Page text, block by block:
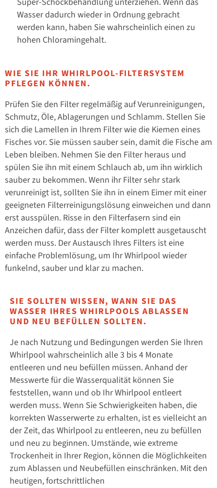
Wasser dadurch wieder in Ordnung gebracht
werden kann, haben Sie wahrscheinlich einen zu
hohen Chloramingehalt.
WIE SIE IHR WHIRLPOOL-FILTERSYSTEM
PFLEGEN KÖNNEN.
Prüfen Sie den Filter regelmäßig auf Verunreinigungen,
Schmutz, Öle, Ablagerungen und Schlamm. Stellen Sie
sich die Lamellen in Ihrem Filter wie die Kiemen eines
Fisches vor. Sie müssen sauber sein, damit die Fische am
Leben bleiben. Nehmen Sie den Filter heraus und
spülen Sie ihn mit einem Schlauch ab, um ihn wirklich
sauber zu bekommen. Wenn ihr Filter sehr stark
verunreinigt ist, sollten Sie ihn in einem Eimer mit einer
geeigneten Filterreinigungslösung einweichen und dann
erst ausspülen. Risse in den Filterfasern sind ein
Anzeichen dafür, dass der Filter komplett ausgetauscht
werden muss. Der Austausch Ihres Filters ist eine
einfache Problemlösung, um Ihr Whirlpool wieder
funkelnd, sauber und klar zu machen.
SIE SOLLTEN WISSEN, WANN SIE DAS
WASSER IHRES WHIRLPOOLS ABLASSEN
UND NEU BEFÜLLEN SOLLTEN.
Je nach Nutzung und Bedingungen werden Sie Ihren
Whirlpool wahrscheinlich alle 3 bis 4 Monate
entleeren und neu befüllen müssen. Anhand der
Messwerte für die Wasserqualität können Sie
feststellen, wann und ob Ihr Whirlpool entleert
werden muss. Wenn Sie Schwierigkeiten haben, die
korrekten Wasserwerte zu erhalten, ist es vielleicht an
der Zeit, das Whirlpool zu entleeren, neu zu befüllen
und neu zu beginnen. Umstände, wie extreme
Trockenheit in Ihrer Region, können die Möglichkeiten
zum Ablassen und Neubefüllen einschränken. Mit den
heutigen, fortschrittlichen